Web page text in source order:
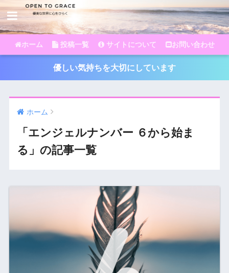
ホーム 投稿一覧 サイトについて お問い合わせ
優しい気持ちを大切にしています
ホーム
「エンジェルナンバー ６から始ま
る」の記事一覧